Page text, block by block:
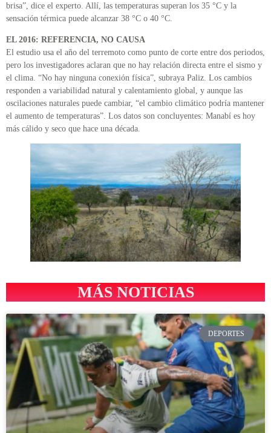
brisa”, dice el experto. Allí, las temperaturas superan los 35 °C y la
sensación térmica puede alcanzar 38 °C o 40 °C.
EL 2016: REFERENCIA, NO CAUSA
El estudio usa el año del terremoto como punto de corte entre dos periodos,
pero los investigadores aclaran que no hay relación directa entre el sismo y
el clima. “No hay ninguna conexión física”, subraya Paliz. Los cambios
responden a variabilidad natural y calentamiento global, y aunque las
oscilaciones naturales puede cambiar, “el cambio climático podría mantener
el aumento de temperaturas”. Los datos son concluyentes: Manabí es hoy
más cálido y seco que hace una década.
MÁS NOTICIAS
DEPORTES